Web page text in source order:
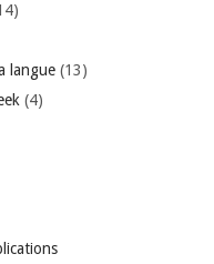
langue(13)
(4)